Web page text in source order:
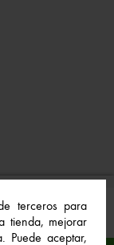
terceros para
tienda, mejorar
Puede aceptar,